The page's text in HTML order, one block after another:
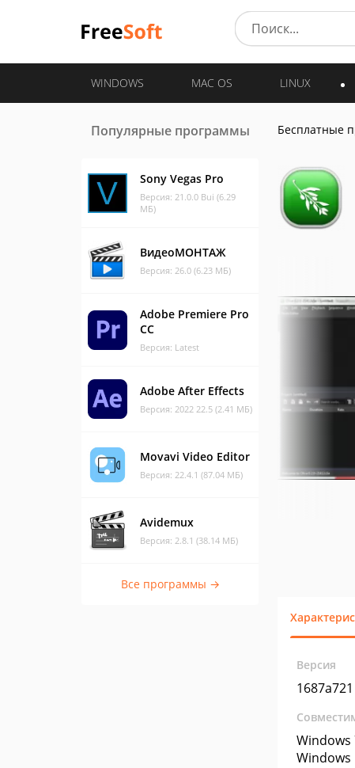
WINDOWS MAC OS LINUX
Популярные программы
Sony Vegas Pro
Версия: 21.0.0 Bui (6.29
МБ)
ВидеоМОНТАЖ
Версия: 26.0 (6.23 МБ)
Adobe Premiere Pro
CC
Версия: Latest
Adobe After Effects
Версия: 2022 22.5 (2.41 МБ)
Movavi Video Editor
Версия: 22.4.1 (87.04 МБ)
Avidemux
Версия: 2.8.1 (38.14 МБ)
Все программы →
Бесплатные
Версия
1687a721
Windows
Windows